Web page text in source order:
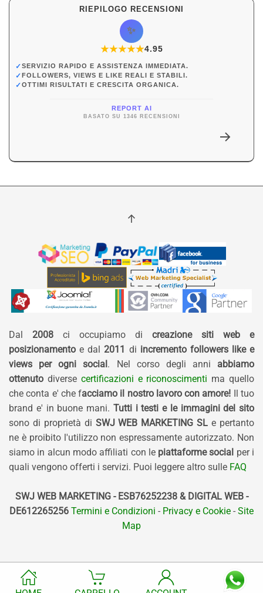
RIEPILOGO RECENSIONI
✨
★★★★★
★4.95
✓SERVIZIO RAPIDO E ASSISTENZA IMMEDIATA.
✓FOLLOWERS, VIEWS E LIKE REALI E STABILI.
✓OTTIMI RISULTATI E CRESCITA ORGANICA.
REPORT AI
BASATO SU 1346 RECENSIONI
Dal 2008 ci occupiamo di creazione siti web e
posizionamento e dal 2011 di incremento followers like e
views per ogni social. Nel corso degli anni abbiamo
ottenuto diverse certificazioni e riconoscimenti ma quello
che conta e' che facciamo il nostro lavoro con amore! Il tuo
brand e' in buone mani. Tutti i testi e le immagini del sito
sono di proprietà di SWJ WEB MARKETING SL e pertanto
ne è proibito l'utilizzo non espressamente autorizzato. Non
siamo in alcun modo affiliati con le piattaforme social per i
quali vengono offerti i servizi. Puoi leggere altro sulle FAQ
SWJ WEB MARKETING - ESB76252238 & DIGITAL WEB -
DE612265256 Termini e Condizioni - Privacy e Cookie - Site
Map